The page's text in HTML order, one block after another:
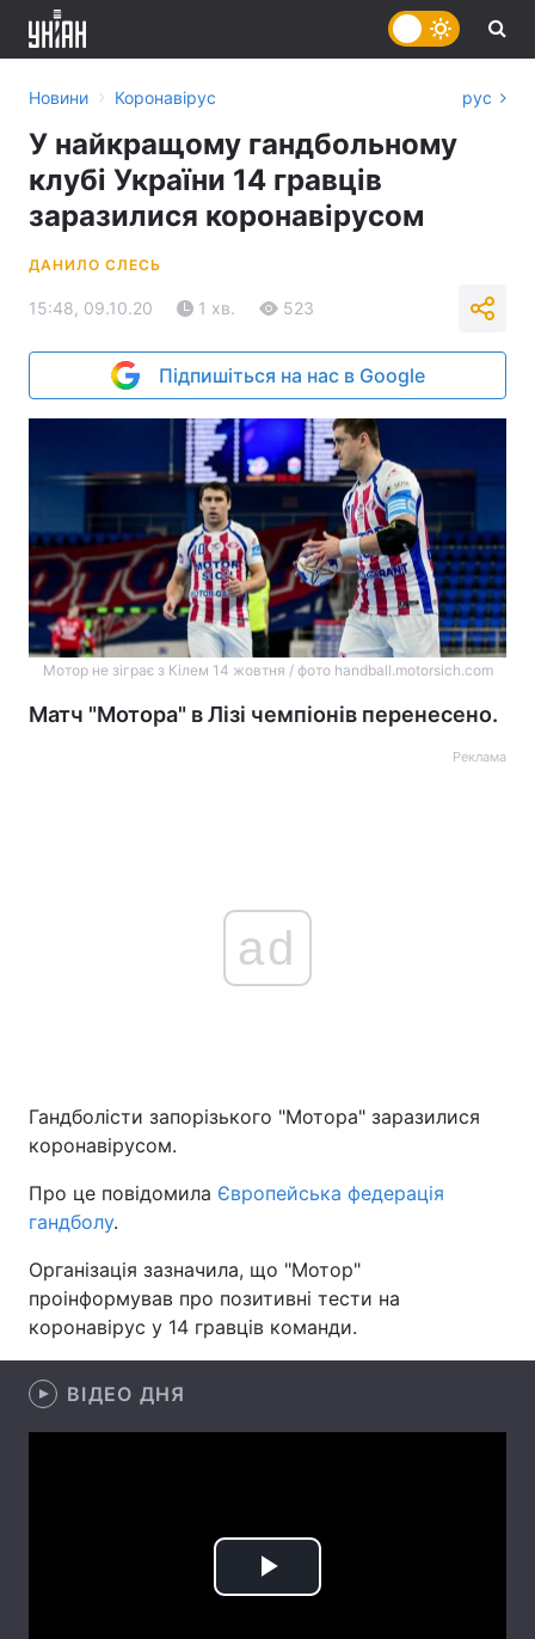
Україна
Економіка Світ
Спорт Наука
Техно і зв'язок
Зброя Інциденти
Погода
Регіони
Новини › Коронавірус рус
У найкращому гандбольному
клубі України 14 гравців
заразилися коронавірусом
ДАНИЛО СЛЕСЬ
15:48, 09.10.20 1 хв. 523
Підпишіться на нас в Google
Мотор не зіграє з Кілем 14 жовтня / фото handball.motorsich.com
Матч "Мотора" в Лізі чемпіонів перенесено.
Реклама
ad
Гандболісти запорізького "Мотора" заразилися
коронавірусом.
Про це повідомила Європейська федерація
гандболу.
Організація зазначила, що "Мотор"
проінформував про позитивні тести на
коронавірус у 14 гравців команди.
ВІДЕО ДНЯ
Play